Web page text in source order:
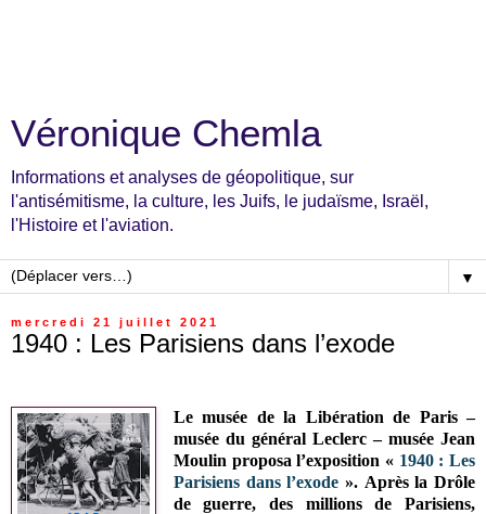
Véronique Chemla
Informations et analyses de géopolitique, sur
l'antisémitisme, la culture, les Juifs, le judaïsme, Israël,
l'Histoire et l'aviation.
▼
mercredi 21 juillet 2021
1940 : Les Parisiens dans l’exode
Le musée de la Libération de Paris –
musée du général Leclerc – musée Jean
Moulin proposa l’exposition « 1940 : Les
Parisiens dans l’exode ». Après la Drôle
de guerre, des millions de Parisiens,